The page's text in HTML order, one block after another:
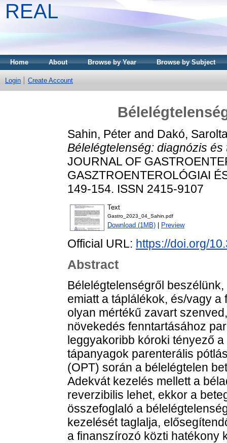
REAL
Home About Browse by Year Browse by Subject
Login Create Account
Sahin, Péter and Dakó,
Bélelégtelenség: diagnózis és
JOURNAL OF
GASZTROENTEROLÓGIAI
149-154. ISSN 2415-9107
Text
Gastro_2023_04_Sahin.pdf
Download (1MB) Preview
Official URL: https://doi.org/
Abstract
Bélelégtelenségről
emiatt a táplálékok, és/vagy
olyan mértékű zavart
növekedés fenntartásához
leggyakoribb kóroki tényező
tápanyagok parenterális
(OPT) során a bélelégtelen
Adekvát kezelés mellett a
reverzibilis lehet, ekkor a
összefoglaló a
kezelését taglalja,
a finanszírozó közti hatékony